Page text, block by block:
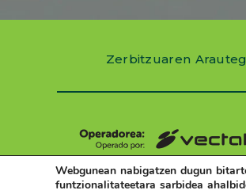
Zerbitzuaren
Webgunean nabigatzen dugun
funtzionalitateetara sarbidea